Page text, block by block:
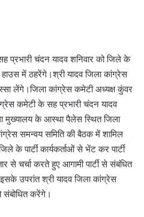
चंदन यादव शनिवार को जिले के
हाउस में ठहरेंगे।श्री यादव जिला कांग्रेस
लेंगे।जिला कांग्रेस कमेटी अध्यक्ष कुंवर
कमेटी के सह प्रभारी चंदन यादव
मुख्यालय के आस्था पैलेस स्थित जिला
समन्वय समिति की बैठक में शामिल
के पार्टी कार्यकर्ताओं से भेंट कर पार्टी
से चर्चा करते हुए आगामी पार्टी से संबंधित
उपरांत श्री यादव जिला कांग्रेस
संबोधित करेंगे।